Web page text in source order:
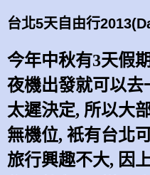
台北5天自由行
今年中秋有3天假期
夜機出發就可以去
太遲決定, 所以大
無機位, 衹有台北
旅行興趣不大, 因